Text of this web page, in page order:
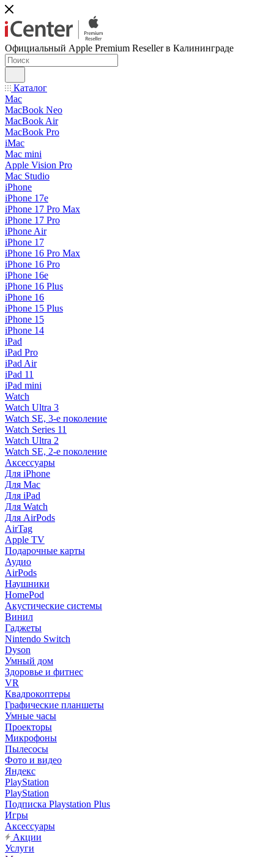
Официальный Apple Premium Reseller в Калининграде
Каталог
Mac
MacBook Neo
MacBook Air
MacBook Pro
iMac
Mac mini
Apple Vision Pro
Mac Studio
iPhone
iPhone 17e
iPhone 17 Pro Max
iPhone 17 Pro
iPhone Air
iPhone 17
iPhone 16 Pro Max
iPhone 16 Pro
iPhone 16e
iPhone 16 Plus
iPhone 16
iPhone 15 Plus
iPhone 15
iPhone 14
iPad
iPad Pro
iPad Air
iPad 11
iPad mini
Watch
Watch Ultra 3
Watch SE, 3-е поколение
Watch Series 11
Watch Ultra 2
Watch SE, 2-е поколение
Аксессуары
Для iPhone
Для Mac
Для iPad
Для Watch
Для AirPods
AirTag
Apple TV
Подарочные карты
Аудио
AirPods
Наушники
HomePod
Акустические системы
Винил
Гаджеты
Nintendo Switch
Dyson
Умный дом
Здоровье и фитнес
VR
Квадрокоптеры
Графические планшеты
Умные часы
Проекторы
Микрофоны
Пылесосы
Фото и видео
Яндекс
PlayStation
PlayStation
Подписка Playstation Plus
Игры
Аксессуары
Акции
Услуги